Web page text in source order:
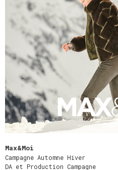
Max&Moi
Campagne Automne Hiver
DA et Production Campagne